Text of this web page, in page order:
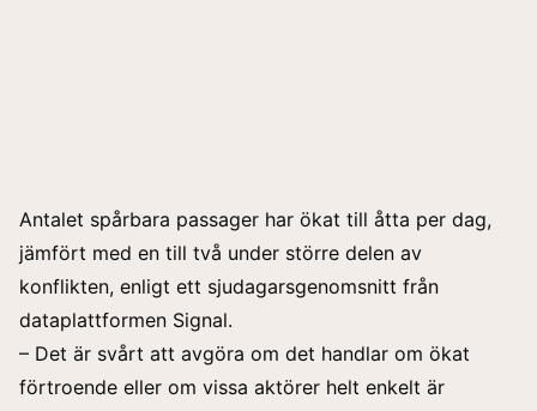
Antalet spårbara passager har ökat till åtta per dag,
jämfört med en till två under större delen av
konflikten, enligt ett sjudagarsgenomsnitt från
dataplattformen Signal.
– Det är svårt att avgöra om det handlar om ökat
förtroende eller om vissa aktörer helt enkelt är